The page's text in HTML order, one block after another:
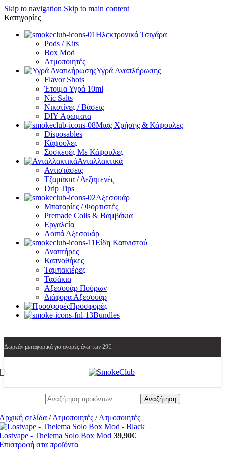
Skip to navigation Skip to main content
Κατηγορίες
Ηλεκτρονικά Τσιγάρα
Pods / Kits
Box Mod
Ατμοποιητές
Υγρά Αναπλήρωσης
Flavor Shots
Έτοιμα Υγρά 10ml
Nic Salts
Νικοτίνες / Βάσεις
DIY Αρώματα
Μιας Χρήσης & Κάψουλες
Disposables
Κάψουλες
Συσκευές Με Κάψουλες
Ανταλλακτικά
Αντιστάσεις
Τζαμάκια / Δεξαμενές
Drip Tips
Αξεσουάρ
Μπαταρίες / Φορτιστές
Premade Coils & Βαμβάκια
Εργαλεία
Λοιπά Αξεσουάρ
Είδη Καπνιστού
Αναπτήρες
Καπνοθήκες
Ταμπακιέρες
Τασάκια
Αξεσουάρ Πούρων
Διάφορα Αξεσουάρ
Προσφορές
Bundles
Δωρεάν μεταφορικά για αγορές άνω των 29€.
Αναζήτηση
σελίδα / Ατμοποιητές / Ατμοποιητές
- Thelema Solo Box Mod 39,90€
στα προϊόντα